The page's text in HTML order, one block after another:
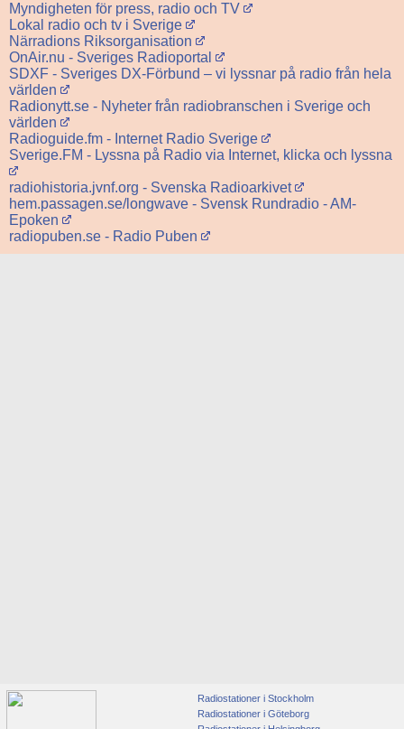
Myndigheten för press, radio och TV
Lokal radio och tv i Sverige
Närradions Riksorganisation
OnAir.nu - Sveriges Radioportal
SDXF - Sveriges DX-Förbund – vi lyssnar på radio från hela
världen
Radionytt.se - Nyheter från radiobranschen i Sverige och
världen
Radioguide.fm - Internet Radio Sverige
Sverige.FM - Lyssna på Radio via Internet, klicka och lyssna
radiohistoria.jvnf.org - Svenska Radioarkivet
hem.passagen.se/longwave - Svensk Rundradio - AM-
Epoken
radiopuben.se - Radio Puben
Radiostationer i Stockholm
Radiostationer i Göteborg